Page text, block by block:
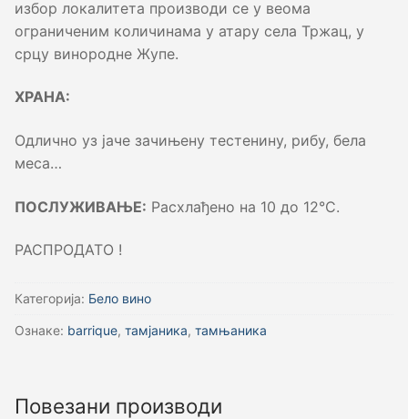
избор локалитета производи се у веома
ограниченим количинама у атару села Тржац, у
срцу винородне Жупе.
ХРАНА:
Одлично уз јаче зачињену тестенину, рибу, бела
меса…
ПОСЛУЖИВАЊЕ: Расхлађено на 10 до 12°C.
РАСПРОДАТО !
Категорија: Бело вино
Ознаке: barrique, тамјаника, тамњаника
Повезани производи